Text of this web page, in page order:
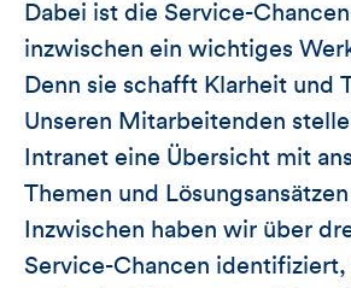
Dabei ist die Service-
inzwischen ein wichtiges
Denn sie schafft Klarheit und
Unseren Mitarbeitenden
Intranet eine Übersicht mit
Themen und
Inzwischen haben wir über
Service-Chancen